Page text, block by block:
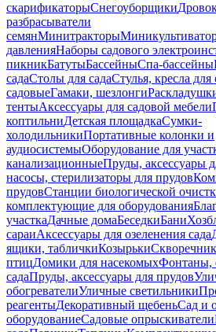
скарификаторыСнегоуборщики
разбрасыватели
семянМинитракторы
давленияНаборы садового
пикникБатутыБассейныСпа-бассейны
садаСтолы для садаСтулья, кресла для
садовыеГамаки, шезлонги
тентыАксессуары для садовой мебели
коптильниДетская площадкаСумки-
холодильникиПортативные колонки и
аудиосистемыОборудование для
канализационныеПруды, аксессуары
насосы, стерилизаторы для прудов
прудовСтанции биологической
комплектующие для оборудования
участкаДачные домаБеседкиБани
сараиАксессуары для озеленения сада
ящики, табличкиКозырьки
птицДомики для насекомыхФонтаны,
садаПруды, аксессуары для прудов
обогревателиУличные светильники
реагентыДекоративный щебеньСад и
оборудованиеСадовые опрыскиватели